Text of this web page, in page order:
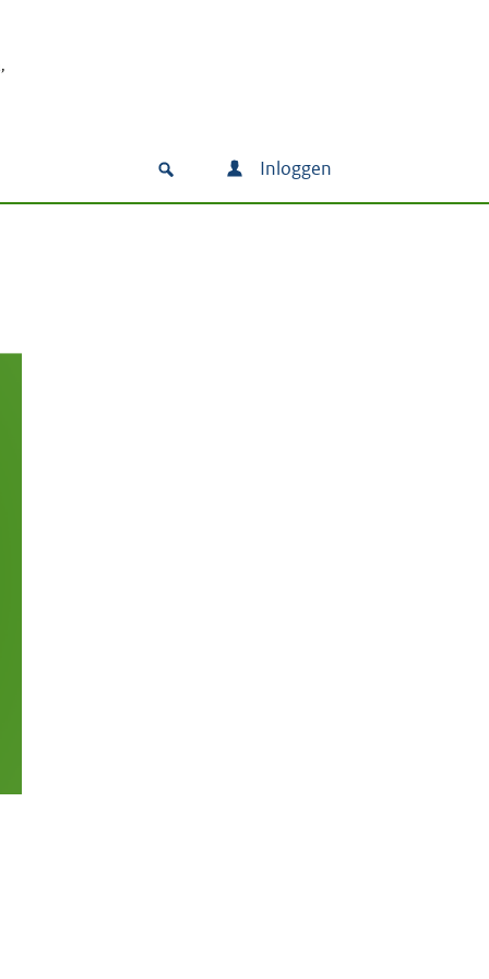
Inloggen